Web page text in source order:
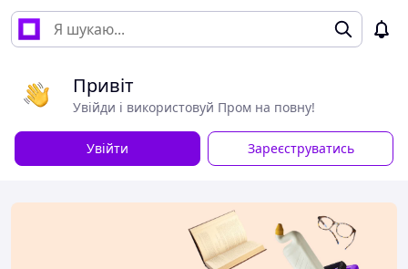
Привіт
Увійди і використовуй Пром на повну!
Увійти Зареєструватись